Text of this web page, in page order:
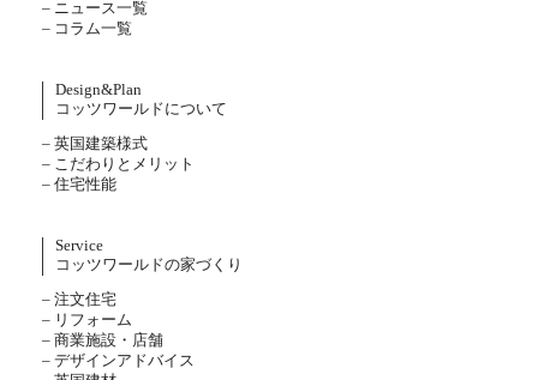
– ニュース一覧
– コラム一覧
Design&Plan
コッツワールドについて
– 英国建築様式
– こだわりとメリット
– 住宅性能
Service
コッツワールドの家づくり
– 注文住宅
– リフォーム
– 商業施設・店舗
– デザインアドバイス